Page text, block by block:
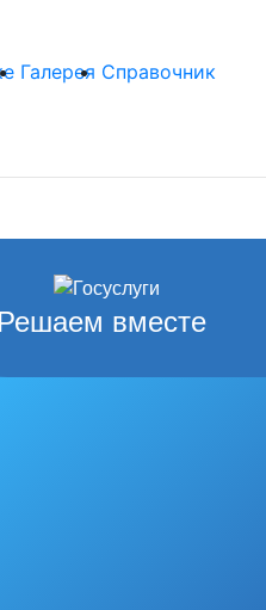
Галерея Справочник
Решаем вместе